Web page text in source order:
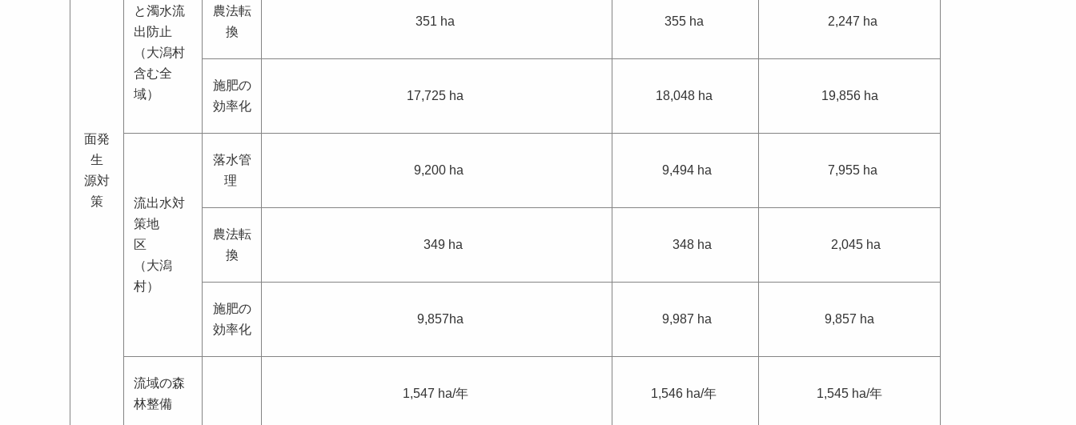
面発
生
源対
策
と濁水流
出防止
（大潟村
含む全
域）
農法転
換
351 ha 355 ha 2,247 ha
施肥の
効率化
17,725 ha 18,048 ha 19,856 ha
流出水対
策地
区
（大潟
村）
落水管
理
9,200 ha 9,494 ha 7,955 ha
農法転
換
349 ha 348 ha 2,045 ha
施肥の
効率化
9,857ha 9,987 ha 9,857 ha
流域の森
林整備
1,547 ha/年 1,546 ha/年 1,545 ha/年